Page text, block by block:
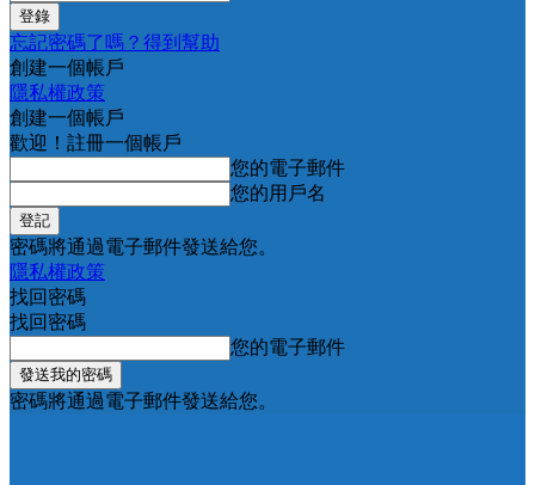
忘記密碼了嗎？得到幫助
創建一個帳戶
隱私權政策
創建一個帳戶
歡迎！註冊一個帳戶
您的電子郵件
您的用戶名
密碼將通過電子郵件發送給您。
隱私權政策
找回密碼
找回密碼
您的電子郵件
密碼將通過電子郵件發送給您。